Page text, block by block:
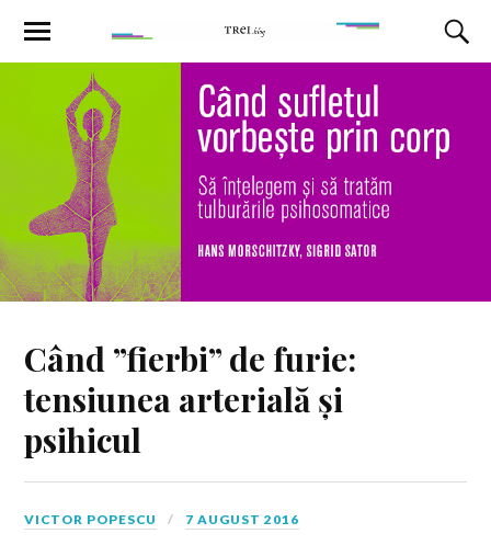
Când ”fierbi” de furie:
tensiunea arterială și
psihicul
VICTOR POPESCU 7 AUGUST 2016